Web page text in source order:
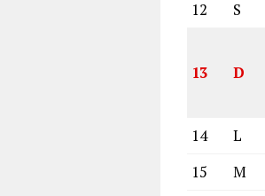
12
S
13 D
14
L
15
M